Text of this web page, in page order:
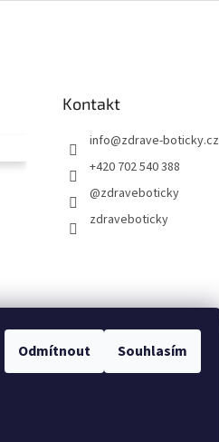
Odmítnout Souhlasím
Kontakt
info@zdrave-boticky.cz
+420 702 540 388
@zdraveboticky
zdraveboticky